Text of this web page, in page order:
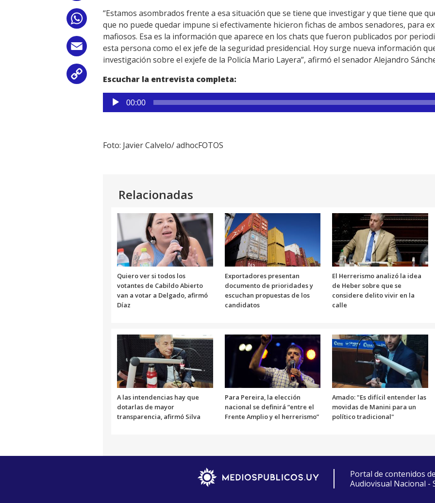
Email
Copy
Link
“Estamos asombrados frente a esa situación que se tiene que investigar y que tiene que
que no puede quedar impune si efectivamente hicieron fichas de ambos senadores, para
mafiosos. Esa es la información que aparece en los chats que fueron publicados por
esta persona como el ex jefe de la seguridad presidencial. Hoy surge nueva información
investigación sobre el exjefe de la Policía Mario Layera”, afirmó el senador Alejandro
Escuchar la entrevista completa:
Reproductor
de
00:00
Foto: Javier Calvelo/ adhocFOTOS
Relacionadas
Quiero ver si todos los
votantes de Cabildo Abierto
van a votar a Delgado, afirmó
Díaz
Exportadores presentan
documento de prioridades y
escuchan propuestas de los
candidatos
El Herrerismo analizó la idea
de Heber sobre que se
considere delito vivir en la
calle
A las intendencias hay que
dotarlas de mayor
transparencia, afirmó Silva
Para Pereira, la elección
nacional se definirá “entre el
Frente Amplio y el herrerismo”
Amado: "Es difícil entender las
movidas de Manini para un
político tradicional"
Portal de contenidos
Audiovisual Nacional -